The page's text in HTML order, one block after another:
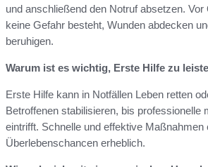
und anschließend den Notruf absetzen.
keine Gefahr besteht, Wunden abdecken
beruhigen.
Warum ist es wichtig, Erste Hilfe zu
Erste Hilfe kann in Notfällen Leben retten
Betroffenen stabilisieren, bis professionelle
eintrifft. Schnelle und effektive Maßnahmen
Überlebenschancen erheblich.